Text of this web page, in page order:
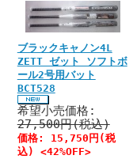
ブラックキャノン4L
ZETT ゼット ソフトボ
ール2号用バット
BCT528
希望小売価格:
27,500円(税込)
価格: 15,750円 (税
込) <42%OFF>